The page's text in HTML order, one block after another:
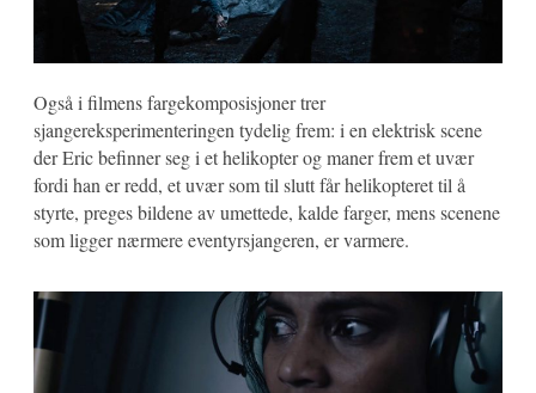
Også i filmens fargekomposisjoner trer
sjangereksperimenteringen tydelig frem: i en elektrisk scene
der Eric befinner seg i et helikopter og maner frem et uvær
fordi han er redd, et uvær som til slutt får helikopteret til å
styrte, preges bildene av umettede, kalde farger, mens scenene
som ligger nærmere eventyrsjangeren, er varmere.